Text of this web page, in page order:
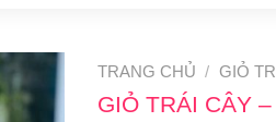
TRANG CHỦ / GIỎ
GIỎ TRÁI CÂY